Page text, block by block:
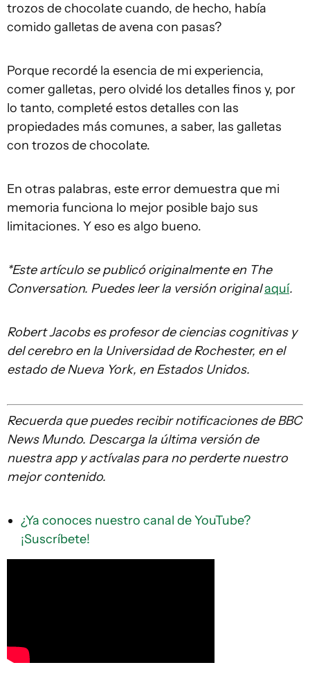
trozos de chocolate cuando, de hecho, había
comido galletas de avena con pasas?
Porque recordé la esencia de mi experiencia,
comer galletas, pero olvidé los detalles finos y, por
lo tanto, completé estos detalles con las
propiedades más comunes, a saber, las galletas
con trozos de chocolate.
En otras palabras, este error demuestra que mi
memoria funciona lo mejor posible bajo sus
limitaciones. Y eso es algo bueno.
*Este artículo se publicó originalmente en The
Conversation. Puedes leer la versión originalaquí.
Robert Jacobs es profesor de ciencias cognitivas y
del cerebro en la Universidad de Rochester, en el
estado de Nueva York, en Estados Unidos.
Recuerda que puedes recibir notificaciones de BBC
News Mundo. Descarga la última versión de
nuestra app y actívalas para no perderte nuestro
mejor contenido.
¿Ya conoces nuestro canal de YouTube?
¡Suscríbete!